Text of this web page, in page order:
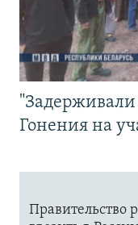
Гонения на